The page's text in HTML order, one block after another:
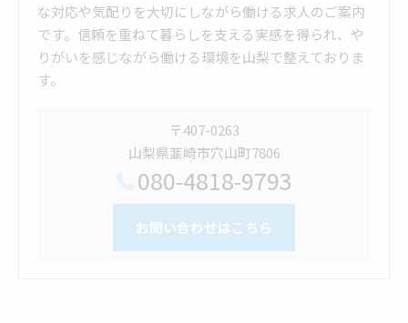
な対応や気配りを大切にしながら働ける求人のご案内
です。信頼を重ねて暮らしを支える実感を得られ、や
りがいを感じながら働ける環境を山梨で整えておりま
す。
〒407-0263
山梨県韮崎市穴山町7806
080-4818-9793
お問い合わせはこちら